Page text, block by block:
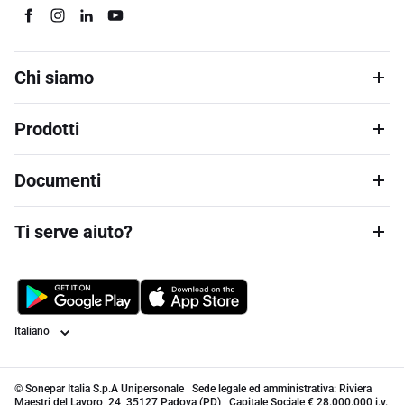
Chi siamo
Prodotti
Documenti
Ti serve aiuto?
Lingua
© Sonepar Italia S.p.A Unipersonale | Sede legale ed amministrativa: Riviera
Maestri del Lavoro, 24, 35127 Padova (PD) | Capitale Sociale € 28.000.000 i.v.